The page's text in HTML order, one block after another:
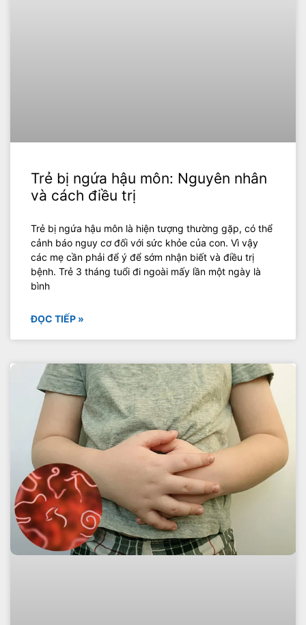
Trẻ bị ngứa hậu môn: Nguyên nhân
và cách điều trị
Trẻ bị ngứa hậu môn là hiện tượng thường gặp, có thể
cảnh báo nguy cơ đối với sức khỏe của con. Vì vậy
các mẹ cần phải để ý để sớm nhận biết và điều trị
bệnh. Trẻ 3 tháng tuổi đi ngoài mấy lần một ngày là
bình
ĐỌC TIẾP »